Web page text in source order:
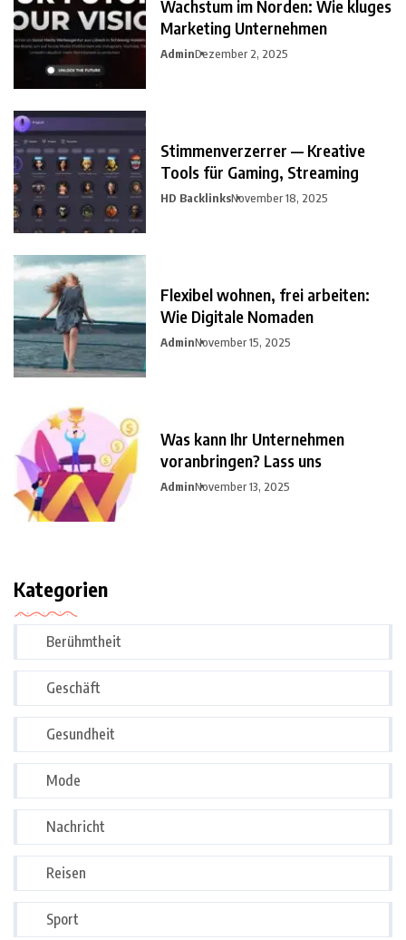
Wachstum im Norden: Wie kluges
Marketing Unternehmen
AdminDezember 2, 2025
Stimmenverzerrer — Kreative
Tools für Gaming, Streaming
HD BacklinksNovember 18, 2025
Flexibel wohnen, frei arbeiten:
Wie Digitale Nomaden
AdminNovember 15, 2025
Was kann Ihr Unternehmen
voranbringen? Lass uns
AdminNovember 13, 2025
Kategorien
Berühmtheit
Geschäft
Gesundheit
Mode
Nachricht
Reisen
Sport